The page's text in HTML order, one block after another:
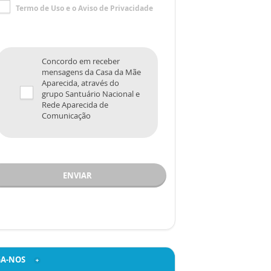
Termo de Usoe oAviso de Privacidade
Concordo em receber
mensagens da Casa da Mãe
Aparecida, através do
grupo Santuário Nacional e
Rede Aparecida de
Comunicação
ENVIAR
NOS